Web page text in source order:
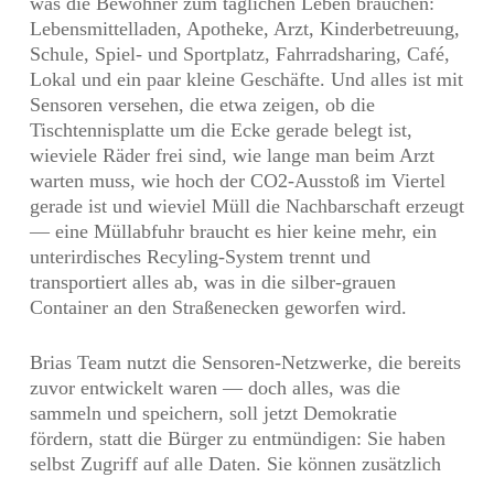
Lebensmittelladen, Apotheke, Arzt, Kinderbetreuung,
Schule, Spiel- und Sportplatz, Fahrradsharing, Café,
Lokal und ein paar kleine Geschäfte. Und alles ist mit
Sensoren versehen, die etwa zeigen, ob die
Tischtennisplatte um die Ecke gerade belegt ist,
wieviele Räder frei sind, wie lange man beim Arzt
warten muss, wie hoch der CO2-Ausstoß im Viertel
gerade ist und wieviel Müll die Nachbarschaft erzeugt
— eine Müllabfuhr braucht es hier keine mehr, ein
unterirdisches Recyling-System trennt und
transportiert alles ab, was in die silber-grauen
Container an den Straßenecken geworfen wird.
Brias Team nutzt die Sensoren-Netzwerke, die bereits
zuvor entwickelt waren — doch alles, was die
sammeln und speichern, soll jetzt Demokratie
fördern, statt die Bürger zu entmündigen: Sie haben
selbst Zugriff auf alle Daten. Sie können zusätzlich